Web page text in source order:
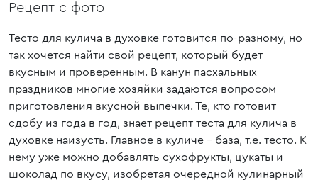
Рецепт с фото
Тесто для кулича в духовке готовится по-разному, но
так хочется найти свой рецепт, который будет
вкусным и проверенным. В канун пасхальных
праздников многие хозяйки задаются вопросом
приготовления вкусной выпечки. Те, кто готовит
сдобу из года в год, знает рецепт теста для кулича в
духовке наизусть. Главное в куличе - база, т.е. тесто. К
нему уже можно добавлять сухофрукты, цукаты и
шоколад по вкусу, изобретая очередной кулинарный